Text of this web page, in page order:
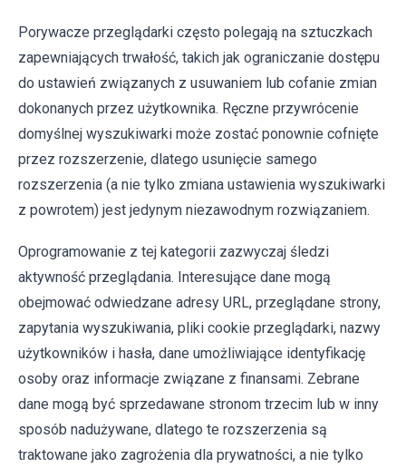
Porywacze przeglądarki często polegają na sztuczkach
zapewniających trwałość, takich jak ograniczanie dostępu
do ustawień związanych z usuwaniem lub cofanie zmian
dokonanych przez użytkownika. Ręczne przywrócenie
domyślnej wyszukiwarki może zostać ponownie cofnięte
przez rozszerzenie, dlatego usunięcie samego
rozszerzenia (a nie tylko zmiana ustawienia wyszukiwarki
z powrotem) jest jedynym niezawodnym rozwiązaniem.
Oprogramowanie z tej kategorii zazwyczaj śledzi
aktywność przeglądania. Interesujące dane mogą
obejmować odwiedzane adresy URL, przeglądane strony,
zapytania wyszukiwania, pliki cookie przeglądarki, nazwy
użytkowników i hasła, dane umożliwiające identyfikację
osoby oraz informacje związane z finansami. Zebrane
dane mogą być sprzedawane stronom trzecim lub w inny
sposób nadużywane, dlatego te rozszerzenia są
traktowane jako zagrożenia dla prywatności, a nie tylko